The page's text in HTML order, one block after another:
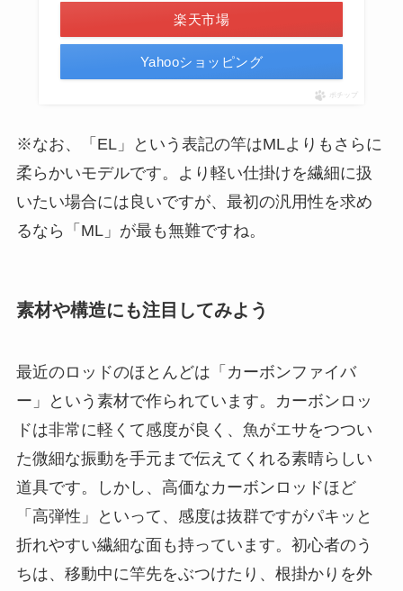
楽天市場
Yahooショッピング
ポチップ
※なお、「EL」という表記の竿はMLよりもさらに
柔らかいモデルです。より軽い仕掛けを繊細に扱
いたい場合には良いですが、最初の汎用性を求め
るなら「ML」が最も無難ですね。
素材や構造にも注目してみよう
最近のロッドのほとんどは「カーボンファイバ
ー」という素材で作られています。カーボンロッ
ドは非常に軽くて感度が良く、魚がエサをつつい
た微細な振動を手元まで伝えてくれる素晴らしい
道具です。しかし、高価なカーボンロッドほど
「高弾性」といって、感度は抜群ですがパキッと
折れやすい繊細な面も持っています。初心者のう
ちは、移動中に竿先をぶつけたり、根掛かりを外